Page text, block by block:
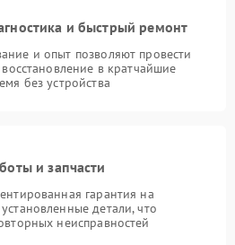
и быстрый ремонт
и опыт позволяют провести
в кратчайшие
без устройства
и запчасти
гарантия на
детали, что
неисправностей